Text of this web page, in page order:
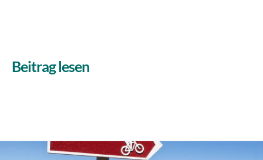
Beitrag lesen